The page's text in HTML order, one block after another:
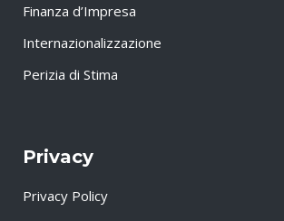
Finanza d’Impresa
Internazionalizzazione
Perizia di Stima
Privacy
Privacy Policy